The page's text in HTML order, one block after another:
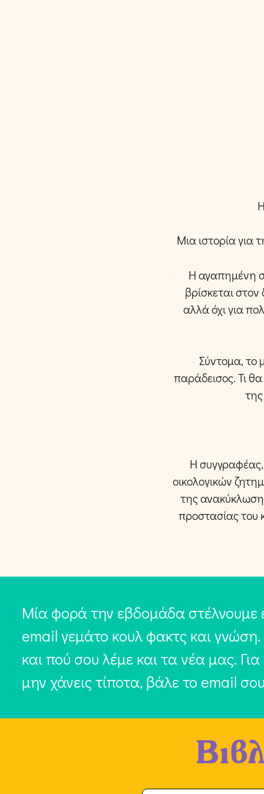
Μια ιστορία για
Η αγαπημένη
βρίσκεται
αλλά όχι για
Σύντομα, το
παράδεισος. Τι
Η
οικολογικών
της
προστασίας του
Μία φορά την εβδομάδα στέλνουμε
email γεμάτο κουλ φακτς και
και πού σου λέμε και τα νέα μας.
μην χάνεις τίποτα, βάλε το email